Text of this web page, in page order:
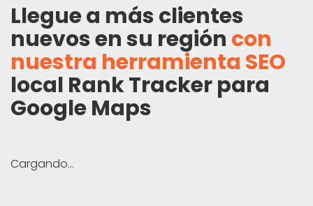
Llegue a más clientes
nuevos en su región con
nuestra herramienta SEO
local Rank Tracker para
Google Maps
Cargando...